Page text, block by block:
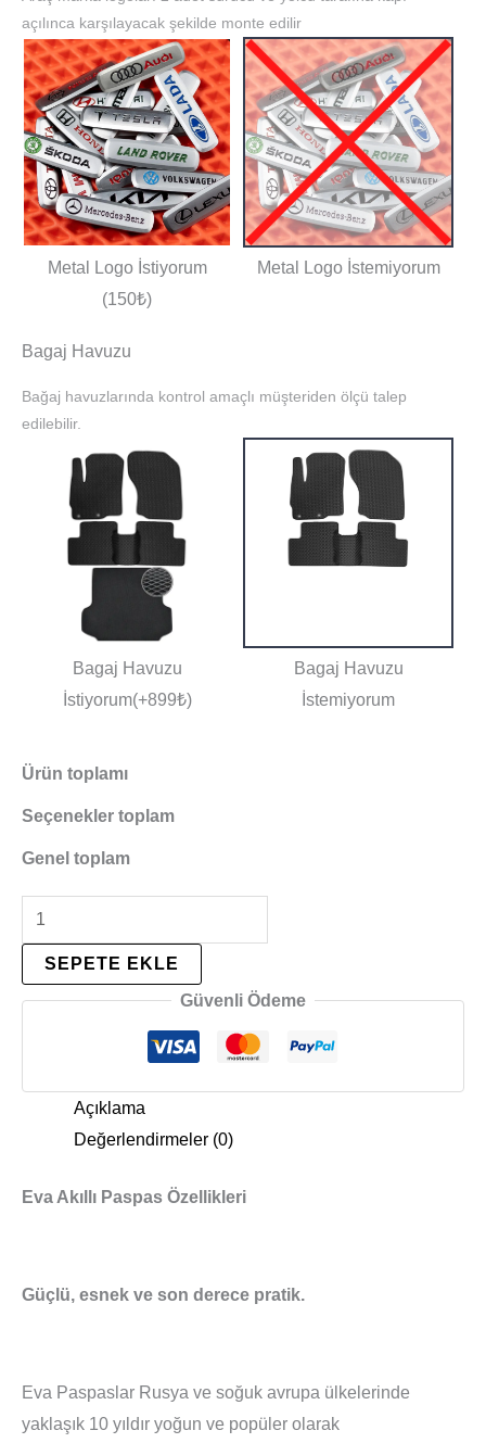
açılınca karşılayacak şekilde monte edilir
Metal Logo İstiyorum
(150₺)
Metal Logo İstemiyorum
Bagaj Havuzu
Bağaj havuzlarında kontrol amaçlı müşteriden ölçü talep
edilebilir.
Bagaj Havuzu
İstiyorum(+899₺)
Bagaj Havuzu
İstemiyorum
Ürün toplamı
Seçenekler toplam
Genel toplam
SEPETE EKLE
Güvenli Ödeme
Açıklama
Değerlendirmeler (0)
Eva Akıllı Paspas Özellikleri
Güçlü, esnek ve son derece pratik.
Eva Paspaslar Rusya ve soğuk avrupa ülkelerinde
yaklaşık 10 yıldır yoğun ve popüler olarak